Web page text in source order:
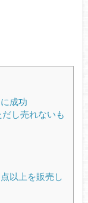
成功
し売れないも
以上を販売し